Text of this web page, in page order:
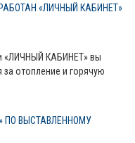
«ЛИЧНЫЙ КАБИНЕТ»
«ЛИЧНЫЙ КАБИНЕТ» вы
отопление и горячую
ПО ВЫСТАВЛЕННОМУ